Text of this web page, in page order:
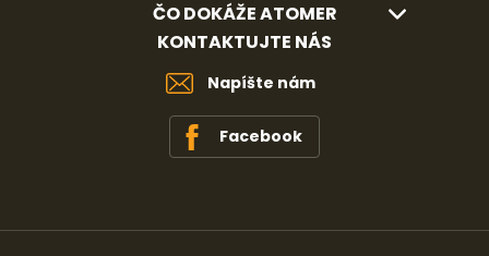
ČO DOKÁŽE ATOMER
KONTAKTUJTE NÁS
Napíšte nám
Facebook